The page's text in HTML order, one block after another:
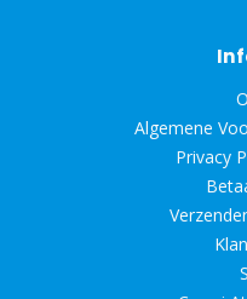
Algemene
Privacy